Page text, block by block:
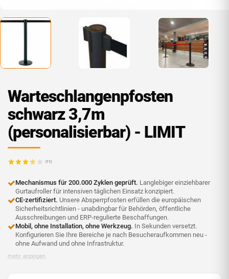
Warteschlangenpfosten
schwarz 3,7m
(personalisierbar) - LIMIT
(11)
Mechanismus für 200.000 Zyklen geprüft. Langlebiger einziehbarer
Gurtaufroller für intensiven täglichen Einsatz konzipiert.
CE-zertifiziert. Unsere Absperrpfosten erfüllen die europäischen
Sicherheitsrichtlinien - unabdingbar für Behörden, öffentliche
Ausschreibungen und ERP-regulierte Beschaffungen.
Mobil, ohne Installation, ohne Werkzeug. In Sekunden versetzt.
Konfigurieren Sie Ihre Bereiche je nach Besucheraufkommen neu -
ohne Aufwand und ohne Infrastruktur.
mehr anzeigen